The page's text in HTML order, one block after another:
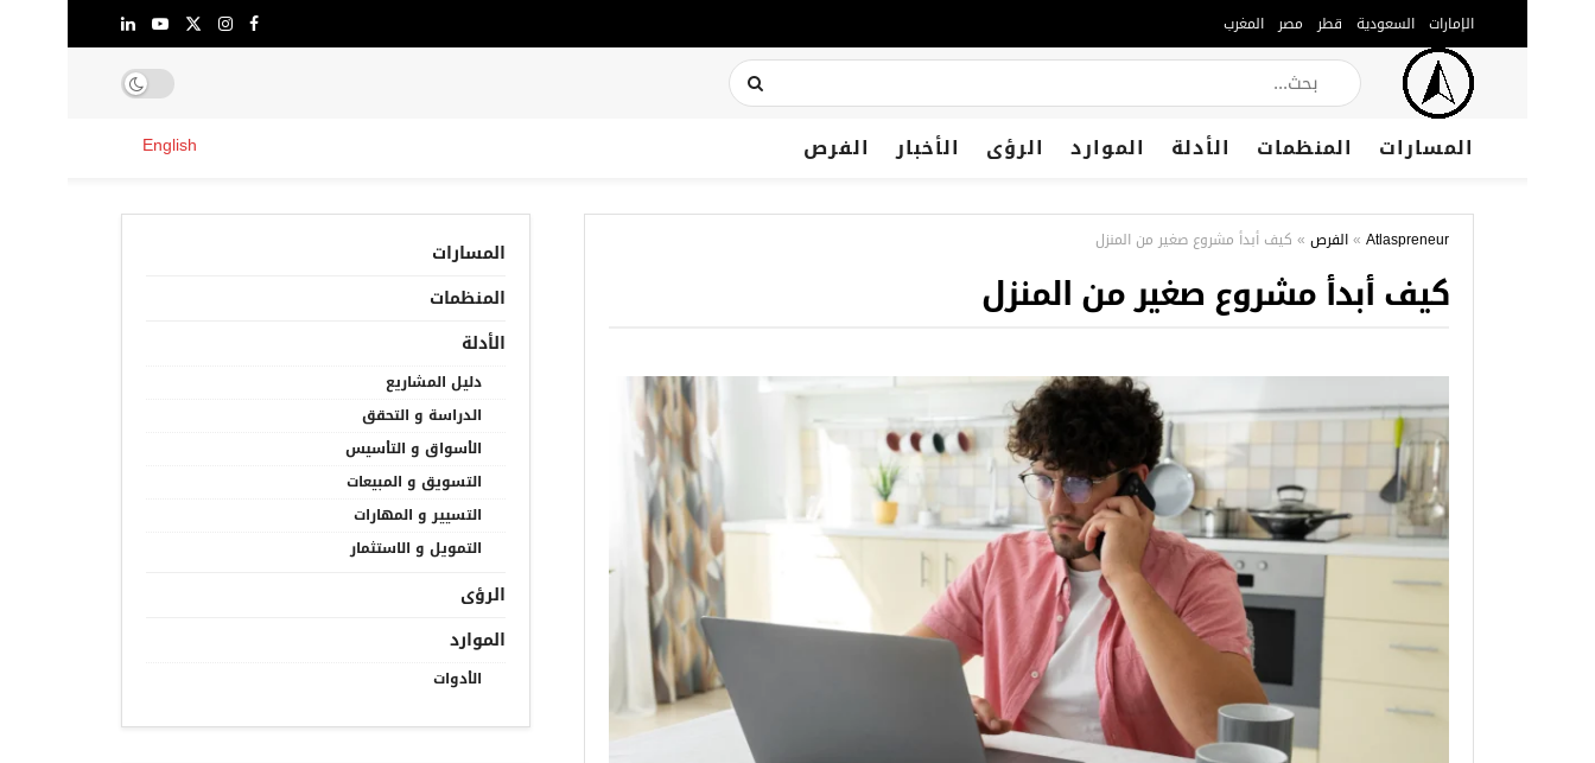
الإمارات السعودية قطر مصر المغرب
المسارات المنظمات الأدلة الموارد الرؤى الأخبار الفرص English
Atlaspreneur
»الفرص » كيف أبدأ مشروع صغير من المنزل
كيف أبدأ مشروع صغير من المنزل
المسارات
المنظمات
الأدلة
دليل المشاريع
الدراسة و التحقق
الأسواق و التأسيس
التسويق و المبيعات
التسيير و المهارات
التمويل و الاستثمار
الرؤى
الموارد
الأدوات